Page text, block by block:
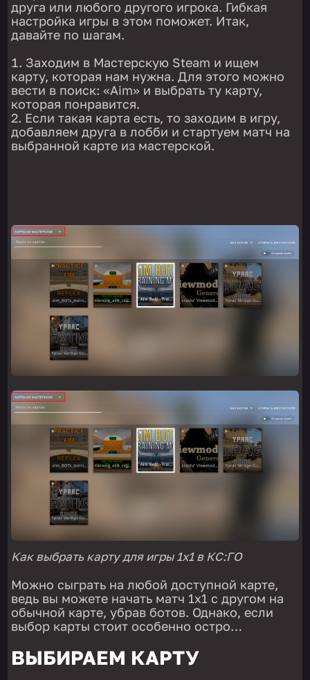
друга или любого другого игрока. Гибкая
настройка игры в этом поможет. Итак,
давайте по шагам.
Заходим в Мастерскую Steam и ищем
карту, которая нам нужна. Для этого можно
вести в поиск: «Aim» и выбрать ту карту,
которая понравится.
Если такая карта есть, то заходим в игру,
добавляем друга в лобби и стартуем матч на
выбранной карте из мастерской.
Как выбрать карту для игры 1х1 в КС:ГО
Можно сыграть на любой доступной карте,
ведь вы можете начать матч 1х1 с другом на
обычной карте, убрав ботов. Однако, если
выбор карты стоит особенно остро…
ВЫБИРАЕМ КАРТУ